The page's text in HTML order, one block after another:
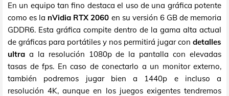
En un equipo tan fino destaca el uso de una gráfica potente
como es la nVidia RTX 2060 en su versión 6 GB de memoria
GDDR6. Esta gráfica compite dentro de la gama alta actual
de gráficas para portátiles y nos permitirá jugar con detalles
ultra a la resolución 1080p de la pantalla con elevadas
tasas de fps. En caso de conectarlo a un monitor externo,
también podremos jugar bien a 1440p e incluso a
resolución 4K, aunque en los juegos exigentes tendremos